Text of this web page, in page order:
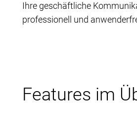
Ihre geschäftliche
professionell und
Features im